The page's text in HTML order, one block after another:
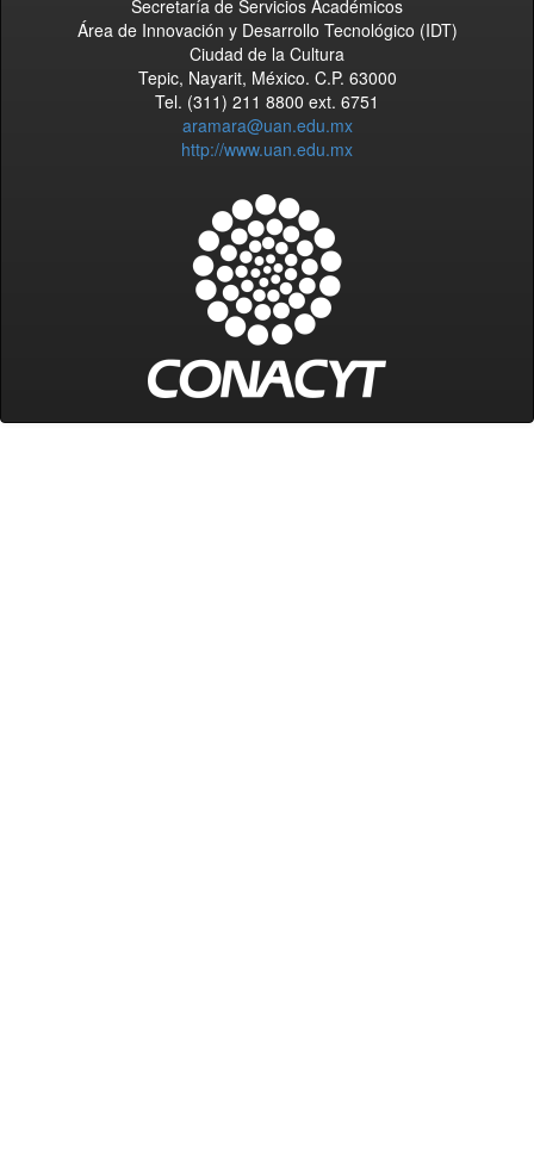
Secretaría de Servicios Académicos
Área de Innovación y Desarrollo Tecnológico (IDT)
Ciudad de la Cultura
Tepic, Nayarit, México. C.P. 63000
Tel. (311) 211 8800 ext. 6751
aramara@uan.edu.mx
http://www.uan.edu.mx